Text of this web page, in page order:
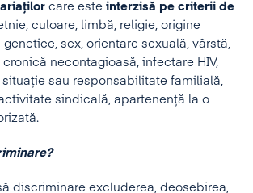
care este interzisă pe criterii de
culoare, limbă, religie, origine
sex, orientare sexuală, vârstă,
necontagioasă, infectare HIV,
sau responsabilitate familială,
sindicală, apartenență la o
discriminare excluderea, deosebirea,